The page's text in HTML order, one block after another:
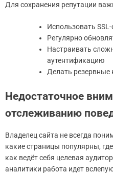
Для сохранения репутации
Использовать
Регулярно
Настраивать
аутентификацию
Делать резервные
Недостаточное
отслеживанию
Владелец сайта не всегда
какие страницы популярны,
как ведёт себя целевая
аналитики работа идет